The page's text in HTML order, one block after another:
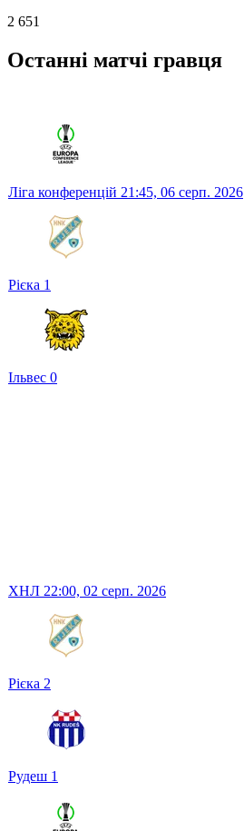
2 651
Останні матчі гравця
Ліга конференцій 21:45, 06 серп. 2026
Рієка 1
Ільвес 0
ХНЛ 22:00, 02 серп. 2026
Рієка 2
Рудеш 1